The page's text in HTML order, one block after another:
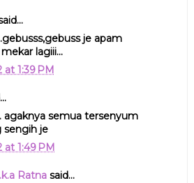
je apam
lagiii...
at 1:39 PM
agaknya semua tersenyum
sengih je
at 1:49 PM
Ratnasaid...